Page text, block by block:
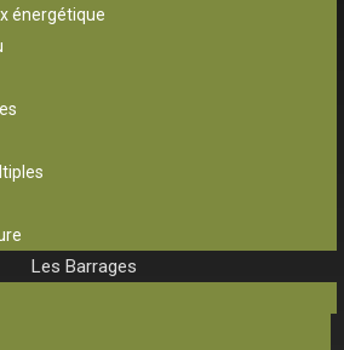
énergétique
Les Barrages